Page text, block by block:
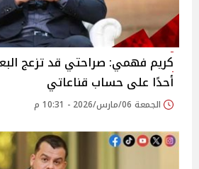
كريم فهمي: صراحتي قد تزعج
أحدًا على حساب قناعاتي
الجمعة 06/مارس/2026 - 10:31 م